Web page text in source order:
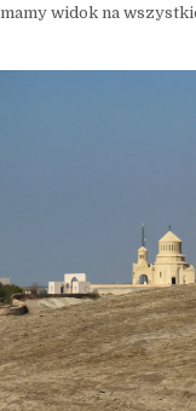
widok na